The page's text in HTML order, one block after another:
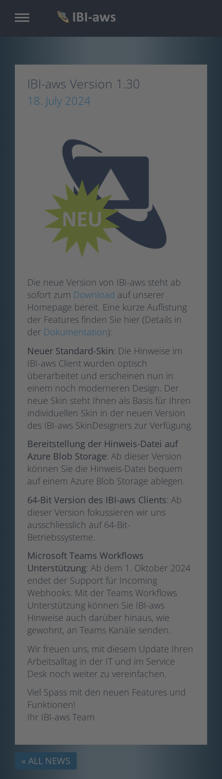
IBI-aws Version 1.30
18. July 2024
Die neue Version von IBI-aws steht ab
sofort zum Download auf unserer
Homepage bereit. Eine kurze Auflistung
der Features finden Sie hier (Details in
der Dokumentation):
Neuer Standard-Skin: Die Hinweise im
IBI-aws Client wurden optisch
überarbeitet und erscheinen nun in
einem noch moderneren Design. Der
neue Skin steht Ihnen als Basis für Ihren
individuellen Skin in der neuen Version
des IBI-aws SkinDesigners zur Verfügung.
Bereitstellung der Hinweis-Datei auf
Azure Blob Storage: Ab dieser Version
können Sie die Hinweis-Datei bequem
auf einem Azure Blob Storage ablegen.
64-Bit Version des IBI-aws Clients: Ab
dieser Version fokussieren wir uns
ausschliesslich auf 64-Bit-
Betriebssysteme.
Microsoft Teams Workflows
Unterstützung: Ab dem 1. Oktober 2024
endet der Support für Incoming
Webhooks. Mit der Teams Workflows
Unterstützung können Sie IBI-aws
Hinweise auch darüber hinaus, wie
gewohnt, an Teams Kanäle senden.
Wir freuen uns, mit diesem Update Ihren
Arbeitsalltag in der IT und im Service
Desk noch weiter zu vereinfachen.
Viel Spass mit den neuen Features und
Funktionen!
Ihr IBI-aws Team
« ALL NEWS